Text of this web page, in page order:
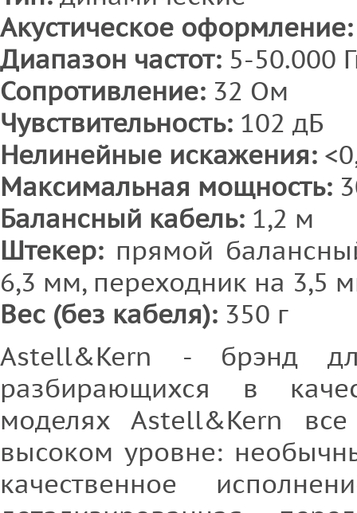
Акустическое оформление:
Диапазон частот: 5-50.000
Сопротивление: 32 Ом
Чувствительность: 102 дБ
Нелинейные искажения:
Максимальная мощность:
Балансный кабель: 1,2 м
Штекер: прямой
6,3 мм, переходник на 3,5
Вес (без кабеля): 350 г
Astell&Kern - брэнд
разбирающихся в
моделях Astell&Kern
высоком уровне:
качественное